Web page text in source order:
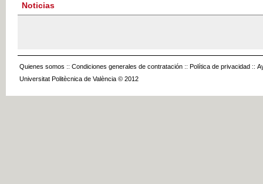
Noticias
Quienes somos :: Condiciones generales de contratación :: Política de privacidad ::
Universitat Politècnica de València © 2012